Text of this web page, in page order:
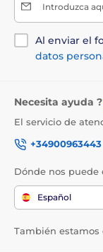
Introduzca
Al enviar el
datos
Necesita ayuda ?
El servicio de
+34900963443
Dónde nos puede
Español
También estamos